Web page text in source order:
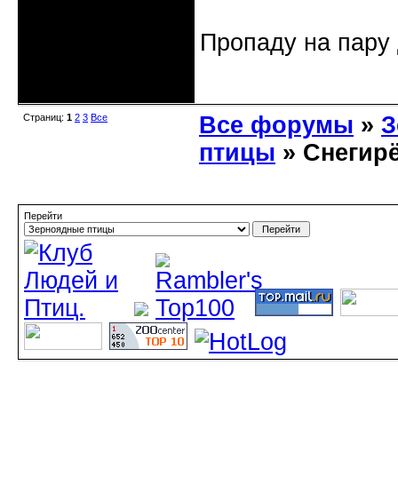
Пропаду на
Страниц: 1 2 3 Все Все форумы »
птицы »
Перейти